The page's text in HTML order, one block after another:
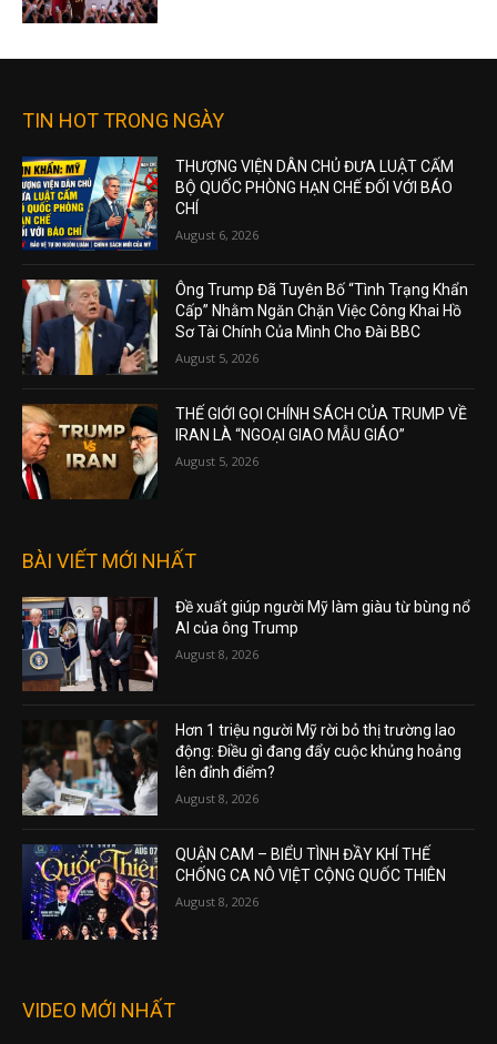
TIN HOT TRONG NGÀY
THƯỢNG VIỆN DÂN CHỦ ĐƯA LUẬT CẤM
BỘ QUỐC PHÒNG HẠN CHẾ ĐỐI VỚI BÁO
CHÍ
August 6, 2026
Ông Trump Đã Tuyên Bố “Tình Trạng Khẩn
Cấp” Nhằm Ngăn Chặn Việc Công Khai Hồ
Sơ Tài Chính Của Mình Cho Đài BBC
August 5, 2026
THẾ GIỚI GỌI CHÍNH SÁCH CỦA TRUMP VỀ
IRAN LÀ “NGOẠI GIAO MẪU GIÁO”
August 5, 2026
BÀI VIẾT MỚI NHẤT
Đề xuất giúp người Mỹ làm giàu từ bùng nổ
AI của ông Trump
August 8, 2026
Hơn 1 triệu người Mỹ rời bỏ thị trường lao
động: Điều gì đang đẩy cuộc khủng hoảng
lên đỉnh điểm?
August 8, 2026
QUẬN CAM – BIỂU TÌNH ĐẦY KHÍ THẾ
CHỐNG CA NÔ VIỆT CỘNG QUỐC THIÊN
August 8, 2026
VIDEO MỚI NHẤT